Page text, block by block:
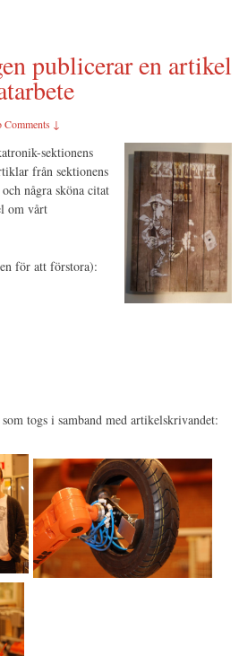
publicerar en artikel
Comments ↓
sektionens
från sektionens
några sköna citat
om vårt
för att förstora):
togs i samband med artikelskrivandet: